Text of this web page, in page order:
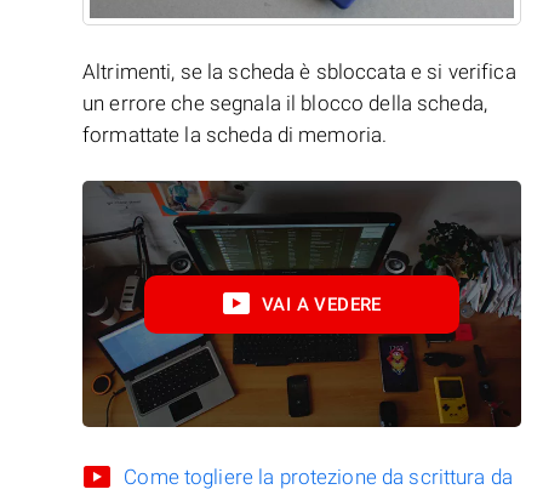
Altrimenti, se la scheda è sbloccata e si verifica
un errore che segnala il blocco della scheda,
formattate la scheda di memoria.
VAI A VEDERE
Come togliere la protezione da scrittura da